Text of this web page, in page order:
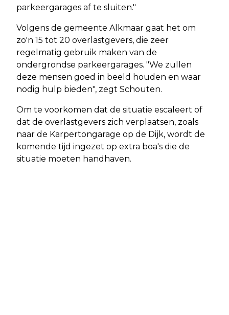
parkeergarages af te sluiten."
Volgens de gemeente Alkmaar gaat het om
zo'n 15 tot 20 overlastgevers, die zeer
regelmatig gebruik maken van de
ondergrondse parkeergarages. "We zullen
deze mensen goed in beeld houden en waar
nodig hulp bieden", zegt Schouten.
Om te voorkomen dat de situatie escaleert of
dat de overlastgevers zich verplaatsen, zoals
naar de Karpertongarage op de Dijk, wordt de
komende tijd ingezet op extra boa's die de
situatie moeten handhaven.